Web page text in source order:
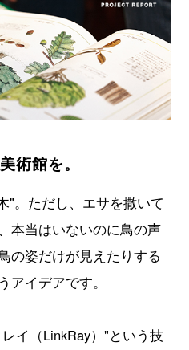
術館を。
"。ただし、エサを撒いて
本当はいないのに鳥の声
の姿だけが見えたりする
アイデアです。
イ（LinkRay）"という技